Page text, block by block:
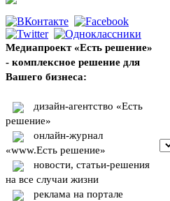
Медиапроект «Есть решение»
- комплексное решение для
Вашего бизнеса:
дизайн-агентство «Есть
решение»
онлайн-журнал
«www.Есть решение»
новости, статьи-решения
на все случаи жизни
реклама на портале